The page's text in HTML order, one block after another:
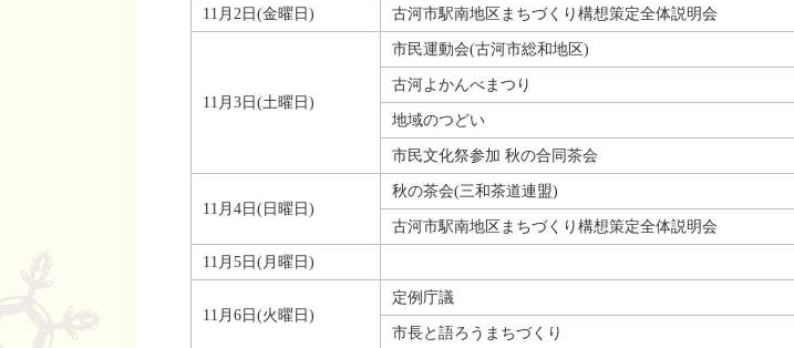
11月2日(金曜日)
古河市駅南地区まちづくり構想策定全体説明会
11月3日(土曜日)
市民運動会(古河市総和地区)
古河よかんべまつり
地域のつどい
市民文化祭参加 秋の合同茶会
11月4日(日曜日)
秋の茶会(三和茶道連盟)
古河市駅南地区まちづくり構想策定全体説明会
11月5日(月曜日)
11月6日(火曜日)
定例庁議
市長と語ろうまちづくり